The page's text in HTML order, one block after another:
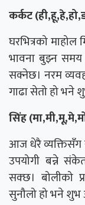
कर्कट
घरभित्रको
भावना बुझ्न समय
सक्नेछ। नरम
गाढा सेतो हो
सिंह
आज धेरै व्यक्तिसँग
उपयोगी बन्ने
सक्छ। बोलीको
सुनौलो हो भने